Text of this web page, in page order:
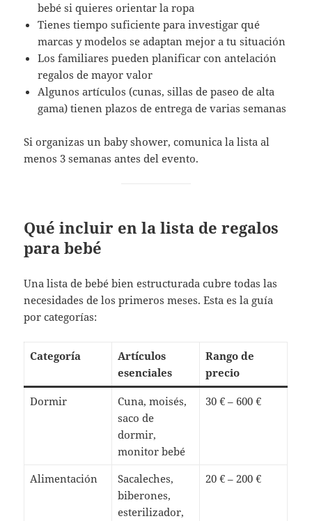
bebé si quieres orientar la ropa
Tienes tiempo suficiente para investigar qué
marcas y modelos se adaptan mejor a tu situación
Los familiares pueden planificar con antelación
regalos de mayor valor
Algunos artículos (cunas, sillas de paseo de alta
gama) tienen plazos de entrega de varias semanas
Si organizas un baby shower, comunica la lista al
menos 3 semanas antes del evento.
Qué incluir en la lista de regalos
para bebé
Una lista de bebé bien estructurada cubre todas las
necesidades de los primeros meses. Esta es la guía
por categorías:
Categoría
Artículos
esenciales
Rango de
precio
Dormir
Cuna, moisés,
saco de
dormir,
monitor bebé
30 € – 600 €
Alimentación
Sacaleches,
biberones,
esterilizador,
20 € – 200 €